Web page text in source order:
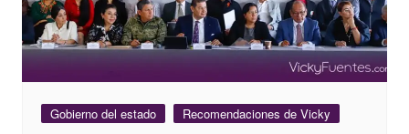
Gobierno del estado Recomendaciones de Vicky